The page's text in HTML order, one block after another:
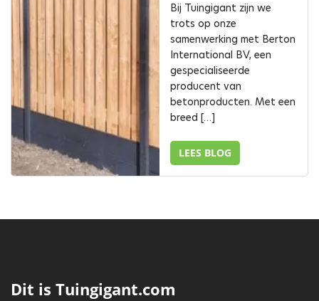
Bij Tuingigant zijn we
trots op onze
samenwerking met Berton
International BV, een
gespecialiseerde
producent van
betonproducten. Met een
breed […]
LEES BLOG
Dit is Tuingigant.com